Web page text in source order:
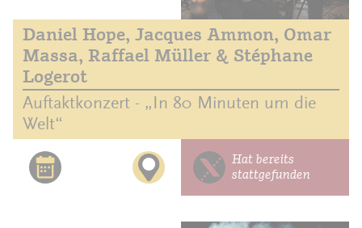
Daniel Hope, Jacques Ammon, Omar
Massa, Raffael Müller & Stéphane
Logerot
Auftaktkonzert - „In 80 Minuten um die
Welt“
Hat bereits
stattgefunden